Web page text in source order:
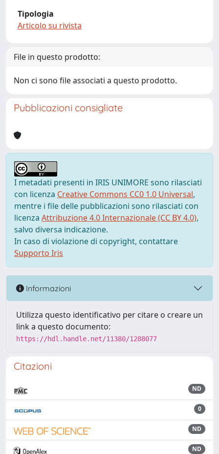
Tipologia
Articolo su rivista
File in questo prodotto:
Non ci sono file associati a questo prodotto.
Pubblicazioni consigliate
I metadati presenti in IRIS UNIMORE sono rilasciati
con licenza Creative Commons CC0 1.0 Universal,
mentre i file delle pubblicazioni sono rilasciati con
licenza Attribuzione 4.0 Internazionale (CC BY 4.0),
salvo diversa indicazione.
In caso di violazione di copyright, contattare
Supporto Iris
Informazioni
Utilizza questo identificativo per citare o creare un
link a questo documento:
https://hdl.handle.net/11380/1288077
Citazioni
ND
0
ND
ND